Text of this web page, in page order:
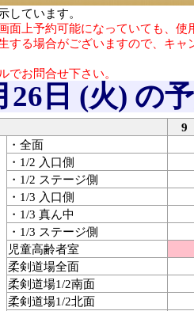
しています。
面上予約可能になっていても、
する場合がございますので、キ
でお問合せ下さい。
26日 (火) の
9
・全面
・1/2 入口側
・1/2 ステージ側
・1/3 入口側
・1/3 真ん中
・1/3 ステージ側
児童高齢者室
柔剣道場全面
柔剣道場1/2南面
柔剣道場1/2北面